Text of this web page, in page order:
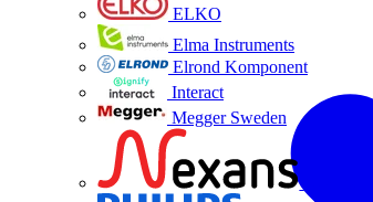
ELKO
Elma Instruments
Elrond Komponent
Interact
Megger Sweden